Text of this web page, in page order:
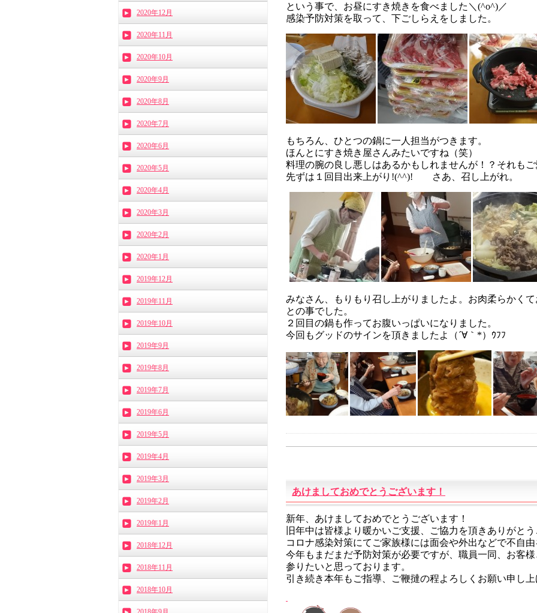
という事で、お昼にすき焼きを食べました＼(^o^)／
感染予防対策を取って、下ごしらえをしました。
もちろん、ひとつの鍋に一人担当がつきます。
ほんとにすき焼き屋さんみたいですね（笑）
料理の腕の良し悪しはあるかもしれませんが！？それも
先ずは１回目出来上がり!(^^)!
さあ、召し上がれ。
みなさん、もりもり召し上がりましたよ。お肉柔らかく
との事でした。
２回目の鍋も作ってお腹いっぱいになりました。
今回もグッドのサインを頂きましたよ（´∀｀*）ｳﾌﾌ
あけましておめでとうございます！
新年、あけましておめでとうございます！
旧年中は皆様より暖かいご支援、ご協力を頂きありがとう
コロナ感染対策にてご家族様には面会や外出などで不自由
今年もまだまだ予防対策が必要ですが、職員一同、お客
参りたいと思っております。
引き続き本年もご指導、ご鞭撻の程よろしくお願い申し上
2020年12月
2020年11月
2020年10月
2020年9月
2020年8月
2020年7月
2020年6月
2020年5月
2020年4月
2020年3月
2020年2月
2020年1月
2019年12月
2019年11月
2019年10月
2019年9月
2019年8月
2019年7月
2019年6月
2019年5月
2019年4月
2019年3月
2019年2月
2019年1月
2018年12月
2018年11月
2018年10月